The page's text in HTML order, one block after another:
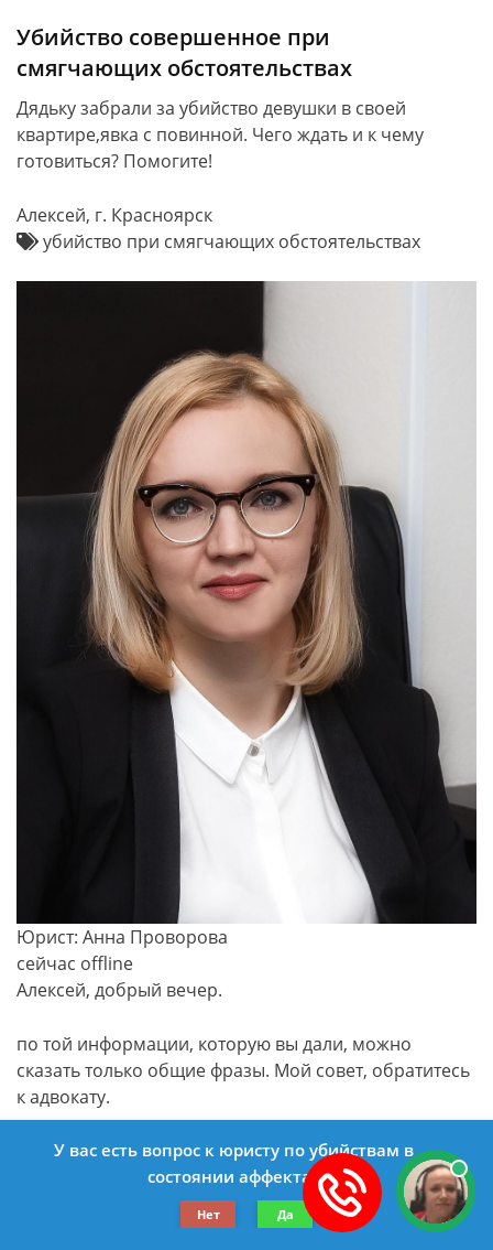
Убийство совершенное при
смягчающих обстоятельствах
Дядьку забрали за убийство девушки в своей
квартире,явка с повинной. Чего ждать и к чему
готовиться? Помогите!
Алексей, г. Красноярск
убийство при смягчающих обстоятельствах
Юрист: Анна Проворова
сейчас offline
Алексей, добрый вечер.
по той информации, которую вы дали, можно
сказать только общие фразы. Мой совет, обратитесь
к адвокату.
Статья 105. Убийство
[Уголовный кодекс РФ][Глава 16][Статья 105]
У вас есть вопрос к юристу по убийствам в
состоянии аффекта?
Нет Да